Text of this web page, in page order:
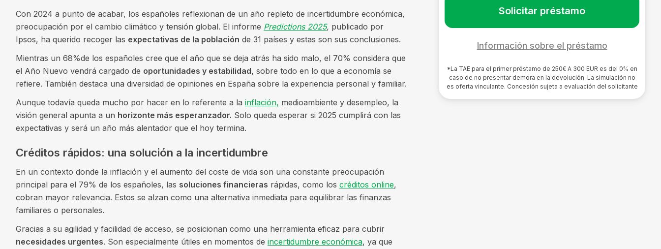
Con 2024 a punto de acabar, los españoles reflexionan de un año repleto de incertidumbre económica,
preocupación por el cambio climático y tensión global. El informe Predictions 2025, publicado por
Ipsos, ha querido recoger las expectativas de la población de 31 países y estas son sus conclusiones.
Mientras un 68%de los españoles cree que el año que se deja atrás ha sido malo, el 70% considera que
el Año Nuevo vendrá cargado de oportunidades y estabilidad, sobre todo en lo que a economía se
refiere. También destaca una diversidad de opiniones en España sobre la experiencia personal y familiar.
Aunque todavía queda mucho por hacer en lo referente a la inflación, medioambiente y desempleo, la
visión general apunta a un horizonte más esperanzador. Solo queda esperar si 2025 cumplirá con las
expectativas y será un año más alentador que el hoy termina.
Créditos rápidos: una solución a la incertidumbre
En un contexto donde la inflación y el aumento del coste de vida son una constante preocupación
principal para el 79% de los españoles, las soluciones financieras rápidas, como los créditos online,
cobran mayor relevancia. Estos se alzan como una alternativa inmediata para equilibrar las finanzas
familiares o personales.
Gracias a su agilidad y facilidad de acceso, se posicionan como una herramienta eficaz para cubrir
necesidades urgentes. Son especialmente útiles en momentos de incertidumbre económica, ya que
Solicitar préstamo
Información sobre el préstamo
*La TAE para el primer préstamo de 250€ A 300 EUR es del 0% en
caso de no presentar demora en la devolución. La simulación no
es oferta vinculante. Concesión sujeta a evaluación del solicitante